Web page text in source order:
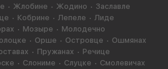
Жлобине Жодино
Заславле
Кобрине Лепеле
Лиде
Мозыре
Молодечно
Орше Островце
Ошмянах
Пружанах
Речице
Слониме Слуцке
Смолевичах